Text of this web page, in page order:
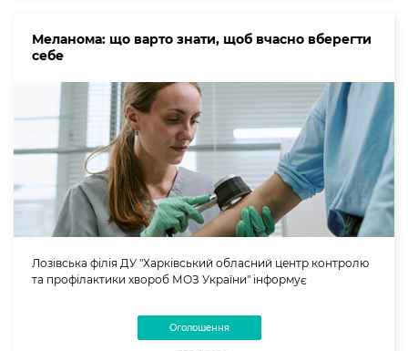
Меланома: що варто знати, щоб вчасно вберегти
себе
Лозівська філія ДУ "Харківський обласний центр контролю
та профілактики хвороб МОЗ України" інформує
Оголошення